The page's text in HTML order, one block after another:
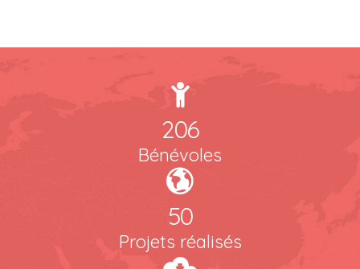
206
Bénévoles
50
Projets réalisés